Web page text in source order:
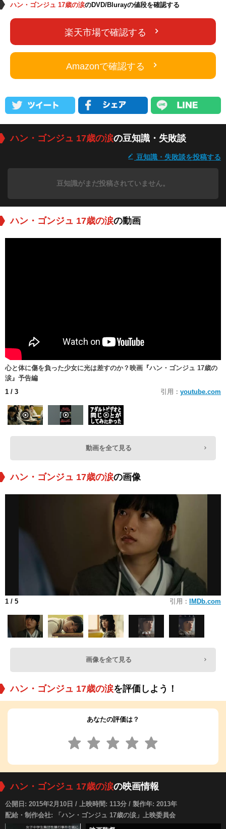
ハン・ゴンジュ 17歳の涙のDVD/Blurayの値段を確認する
楽天市場で確認する
Amazonで確認する
ハン・ゴンジュ 17歳の涙の豆知識・失敗談
豆知識・失敗談を投稿する
豆知識がまだ投稿されていません。
ハン・ゴンジュ 17歳の涙の動画
心と体に傷を負った少女に光は差すのか？映画『ハン・ゴンジュ 17歳の
涙』予告編
1 / 3 引用： youtube.com
動画を全て見る
ハン・ゴンジュ 17歳の涙の画像
1 / 5 引用： IMDb.com
画像を全て見る
ハン・ゴンジュ 17歳の涙を評価しよう！
あなたの評価は？
ハン・ゴンジュ 17歳の涙の映画情報
公開日: 2015年2月10日 / 上映時間: 113分 / 製作年: 2013年
配給・制作会社: 「ハン・ゴンジュ 17歳の涙」上映委員会